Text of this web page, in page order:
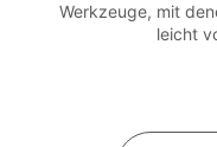
Werkzeuge, mit
leicht